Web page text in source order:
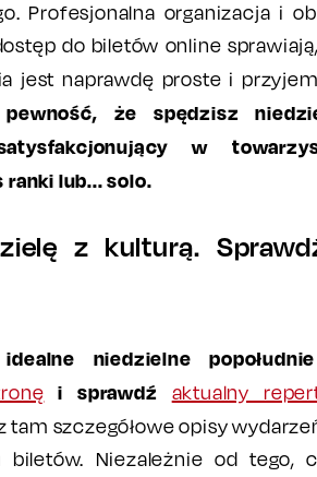
Profesjonalna organizacja i
do biletów online
jest naprawdę proste i
że spędzisz
w
ranki lub... solo.
z kulturą.
niedzielne
i sprawdź aktualny
tam szczegółowe opisy
biletów. Niezależnie od tego,